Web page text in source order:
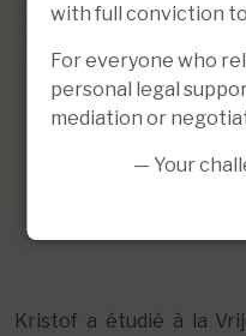
Kristof a étudié à la
with full conviction
For everyone who
personal legal
mediation or
— Your